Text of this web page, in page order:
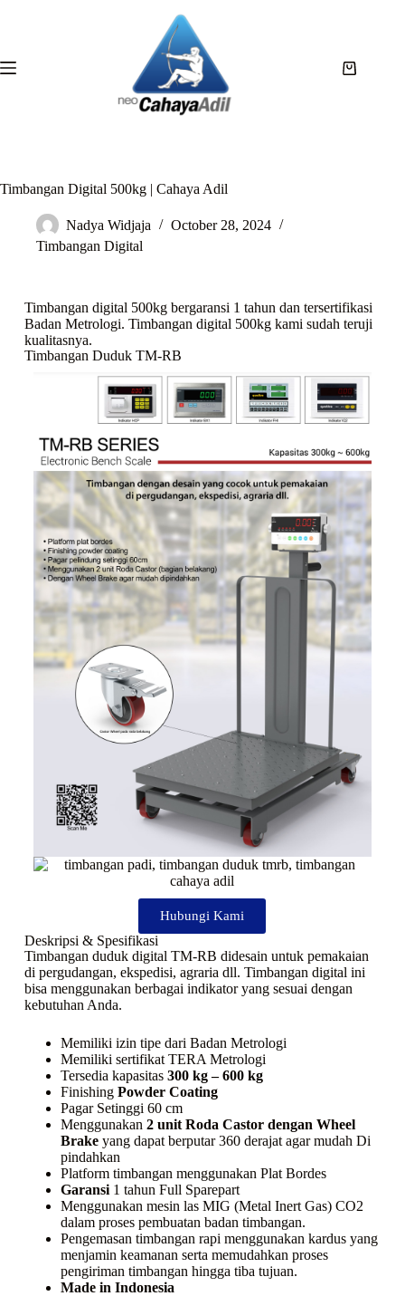
Timbangan Digital 500kg | Cahaya Adil
Nadya Widjaja
October 28, 2024
Timbangan Digital
Timbangan digital 500kg bergaransi 1 tahun dan tersertifikasi
Badan Metrologi. Timbangan digital 500kg kami sudah teruji
kualitasnya.
Timbangan Duduk TM-RB
Hubungi Kami
Deskripsi & Spesifikasi
Timbangan duduk digital TM-RB didesain untuk pemakaian
di pergudangan, ekspedisi, agraria dll. Timbangan digital ini
bisa menggunakan berbagai indikator yang sesuai dengan
kebutuhan Anda.
Memiliki izin tipe dari Badan Metrologi
Memiliki sertifikat TERA Metrologi
Tersedia kapasitas 300 kg – 600 kg
Finishing Powder Coating
Pagar Setinggi 60 cm
Menggunakan 2 unit Roda Castor dengan Wheel
Brakeyang dapat berputar 360 derajat agar mudah Di
pindahkan
Platform timbangan menggunakan Plat Bordes
Garansi1 tahun Full Sparepart
Menggunakan mesin las MIG (Metal Inert Gas) CO2
dalam proses pembuatan badan timbangan.
Pengemasan timbangan rapi menggunakan kardus yang
menjamin keamanan serta memudahkan proses
pengiriman timbangan hingga tiba tujuan.
Made in Indonesia